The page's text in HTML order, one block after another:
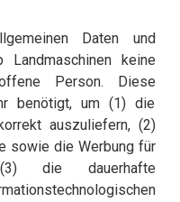
Daten und
keine
Person. Diese
benötigt, um (1) die
auszuliefern, (2)
sowie die Werbung für
die dauerhafte